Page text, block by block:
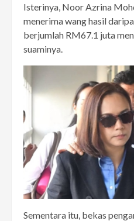
Isterinya, Noor Azrina
menerima wang hasil
berjumlah RM67.1 juta
suaminya.
Sementara itu, bekas